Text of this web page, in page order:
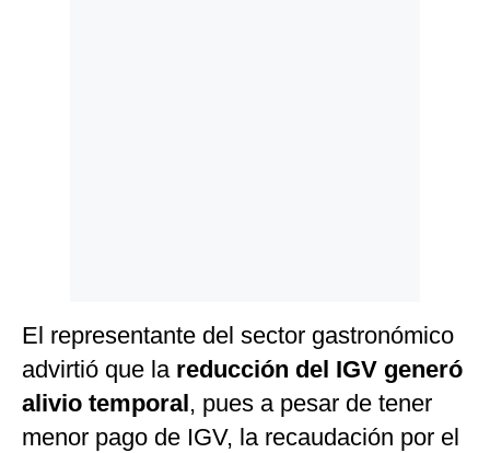
El representante del sector gastronómico
advirtió que lareducción del IGV generó
alivio temporal, pues a pesar de tener
menor pago de IGV, la recaudación por el